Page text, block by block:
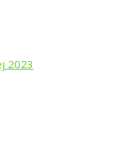
2023